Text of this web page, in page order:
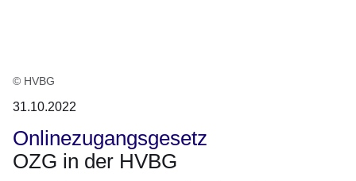
© HVBG
31.10.2022
Onlinezugangsgesetz
OZG in der HVBG